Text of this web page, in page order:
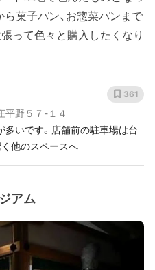
ら菓子パン、お惣菜パンまで
って色々と購入したくなり
平野５７-１４
多いです。店舗前の駐車場は台
他のスペースへ
361
アム